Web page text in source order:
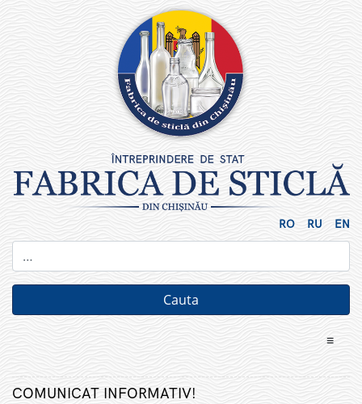
RO RU EN
≡
COMUNICAT INFORMATIV!